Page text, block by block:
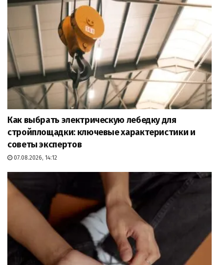
Как выбрать электрическую лебедку для
стройплощадки: ключевые характеристики и
советы экспертов
07.08.2026, 14:12